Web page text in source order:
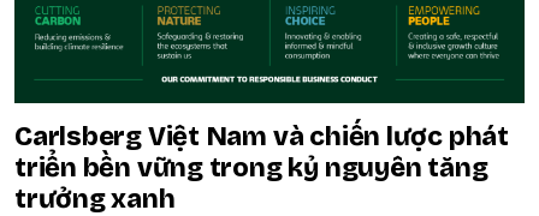
Carlsberg Việt Nam và chiến lược phát
triển bền vững trong kỷ nguyên tăng
trưởng xanh